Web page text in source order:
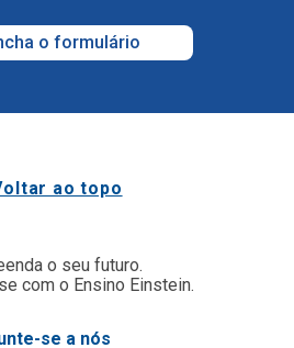
o formulário
ao topo
o seu futuro.
com o Ensino Einstein.
se a nós